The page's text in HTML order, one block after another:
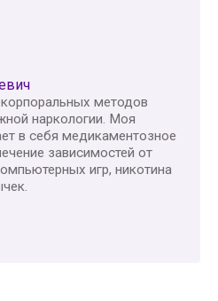
методов
наркологии. Моя
в себя медикаментозное
зависимостей от
игр, никотина